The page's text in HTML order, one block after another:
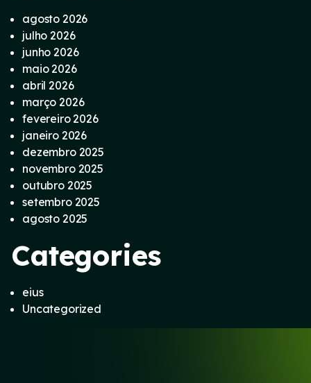
agosto 2026
julho 2026
junho 2026
maio 2026
abril 2026
março 2026
fevereiro 2026
janeiro 2026
dezembro 2025
novembro 2025
outubro 2025
setembro 2025
agosto 2025
Categories
eius
Uncategorized